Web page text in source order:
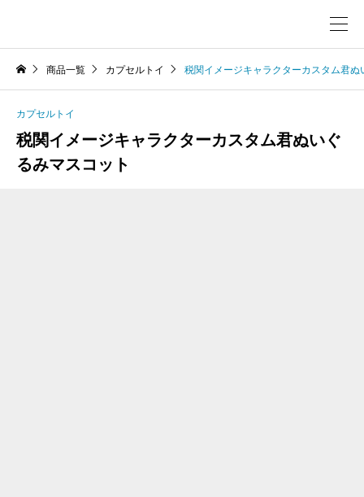
商品一覧 カプセルトイ 税関イメージキャラクターカスタム君ぬ
カプセルトイ
税関イメージキャラクターカスタム君ぬいぐ
るみマスコット